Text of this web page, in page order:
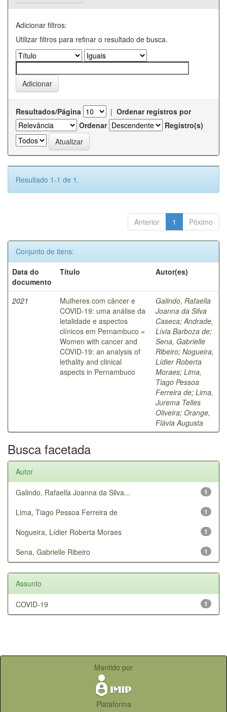
Adicionar filtros:
Utilizar filtros para refinar o resultado de busca.
Resultados/Página | Ordenar registros por
Ordenar
Registro(s)
Resultado 1-1 de 1.
Anterior 1 Póximo
Conjunto de itens:
Data do
documento
Título Autor(es)
2021
Mulheres com câncer e
COVID-19: uma análise da
letalidade e aspectos
clínicos em Pernambuco =
Women with cancer and
COVID-19: an analysis of
lethality and clinical
aspects in Pernambuco
Galindo, Rafaella
Joanna da Silva
Caseca; Andrade,
Lívia Barboza de;
Sena, Gabrielle
Ribeiro; Nogueira,
Lídier Roberta
Moraes; Lima,
Tiago Pessoa
Ferreira de; Lima,
Jurema Telles
Oliveira; Orange,
Flávia Augusta
Busca facetada
Autor
1
Galindo, Rafaella Joanna da Silva...
1
Lima, Tiago Pessoa Ferreira de
1
Nogueira, Lídier Roberta Moraes
1
Sena, Gabrielle Ribeiro
Assunto
1
COVID-19
Mantido por
Plataforma